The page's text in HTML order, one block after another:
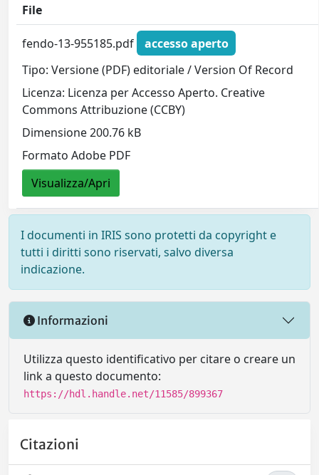
File
fendo-13-955185.pdf
accesso aperto
Tipo: Versione (PDF) editoriale / Version Of Record
Licenza: Licenza per Accesso Aperto. Creative
Commons Attribuzione (CCBY)
Dimensione 200.76 kB
Formato Adobe PDF
Visualizza/Apri
I documenti in IRIS sono protetti da copyright e
tutti i diritti sono riservati, salvo diversa
indicazione.
Informazioni
Utilizza questo identificativo per citare o creare un
link a questo documento:
https://hdl.handle.net/11585/899367
Citazioni